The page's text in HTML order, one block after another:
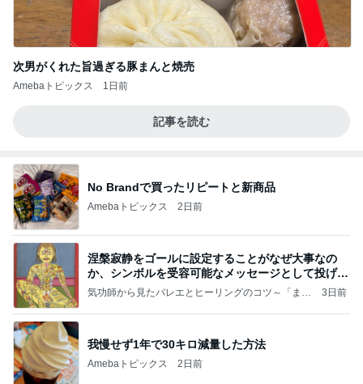
次男がくれた旨過ぎる豚まんと焼売
Amebaトピックス 1日前
記事を読む
No Brandで買ったリピートと新商品
Amebaトピックス 2日前
涅槃寂静をゴールに設定することがなぜ大事なの
か、シンボルを受容可能なメッセージとして投げる
ことが
気功師から見たバレエとヒーリングのコツ～「まと
3日前
我慢せず1年で30キロ減量した方法
Amebaトピックス 2日前